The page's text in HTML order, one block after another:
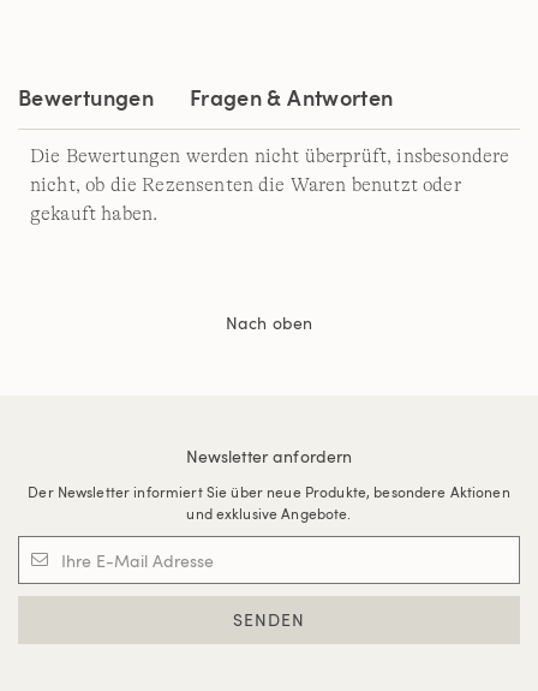
Bewertungen Fragen & Antworten
Die Bewertungen werden nicht überprüft, insbesondere
nicht, ob die Rezensenten die Waren benutzt oder
gekauft haben.
Nach oben
Newsletter anfordern
Der Newsletter informiert Sie über neue Produkte, besondere Aktionen
und exklusive Angebote.
SENDEN